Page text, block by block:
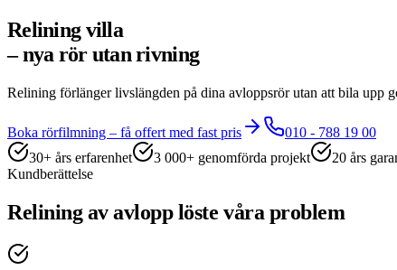
Relining villa
– nya rör utan rivning
Relining förlänger livslängden på dina avloppsrör utan att bila upp
Boka rörfilmning – få offert med fast pris
010 - 788 19 00
30+ års erfarenhet
3 000+ genomförda projekt
20 års
Kundberättelse
Relining av avlopp löste våra problem